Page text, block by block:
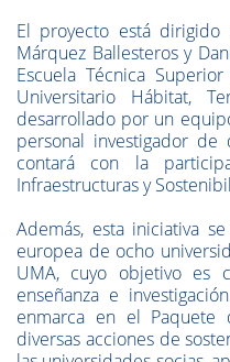
El proyecto está dirigido
Márquez Ballesteros y
Escuela Técnica
Universitario Hábitat,
desarrollado por un
personal investigador
contará con la
Infraestructuras y
Además, esta iniciativa
europea de ocho
UMA, cuyo objetivo es
enseñanza e
enmarca en el Paquete
diversas acciones de